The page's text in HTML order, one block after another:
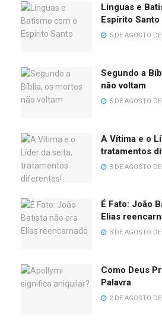
Línguas e
Espírito Santo
5 DE AGOSTO
Segundo a
não voltam
5 DE AGOSTO
A Vítima e o
tratamentos
3 DE AGOSTO
É Fato: João
Elias
3 DE AGOSTO
Como Deus
Palavra
2 DE AGOSTO